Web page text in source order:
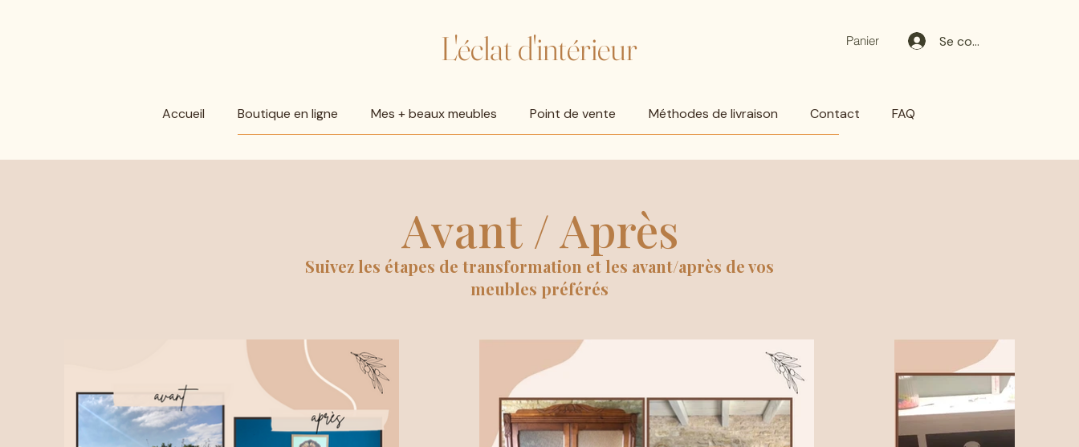
L'éclat d'intérieur Panier Se connecter
Accueil Boutique en ligne Mes + beaux meubles Point de vente Méthodes de livraison Contact FAQ
Avant / Après
Suivez les étapes de transformation et les avant/après de vos
meubles préférés